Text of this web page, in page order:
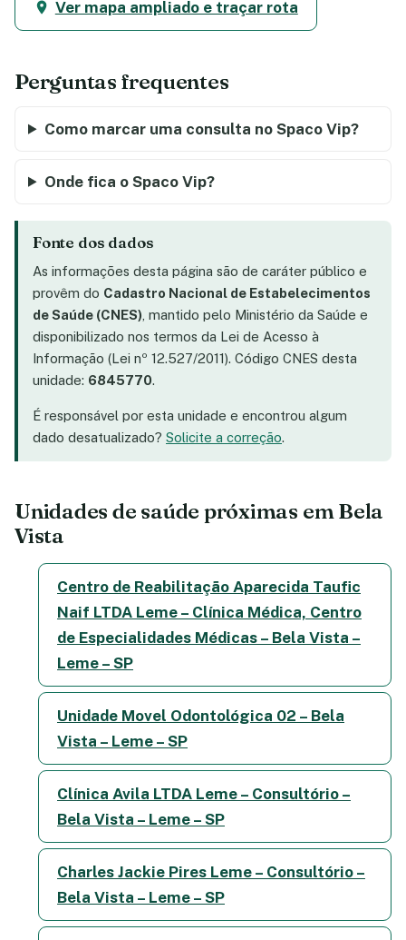
Ver mapa ampliado e traçar rota
Perguntas frequentes
Como marcar uma consulta no Spaco Vip?
Onde fica o Spaco Vip?
Fonte dos dados
As informações desta página são de caráter público e
provêm do Cadastro Nacional de Estabelecimentos
de Saúde (CNES) , mantido pelo Ministério da Saúde e
disponibilizado nos termos da Lei de Acesso à
Informação (Lei nº 12.527/2011). Código CNES desta
unidade: 6845770.
É responsável por esta unidade e encontrou algum
dado desatualizado? Solicite a correção.
Unidades de saúde próximas em Bela
Vista
Centro de Reabilitação Aparecida Taufic
Naif LTDA Leme – Clínica Médica, Centro
de Especialidades Médicas – Bela Vista –
Leme – SP
Unidade Movel Odontológica 02 – Bela
Vista – Leme – SP
Clínica Avila LTDA Leme – Consultório –
Bela Vista – Leme – SP
Charles Jackie Pires Leme – Consultório –
Bela Vista – Leme – SP